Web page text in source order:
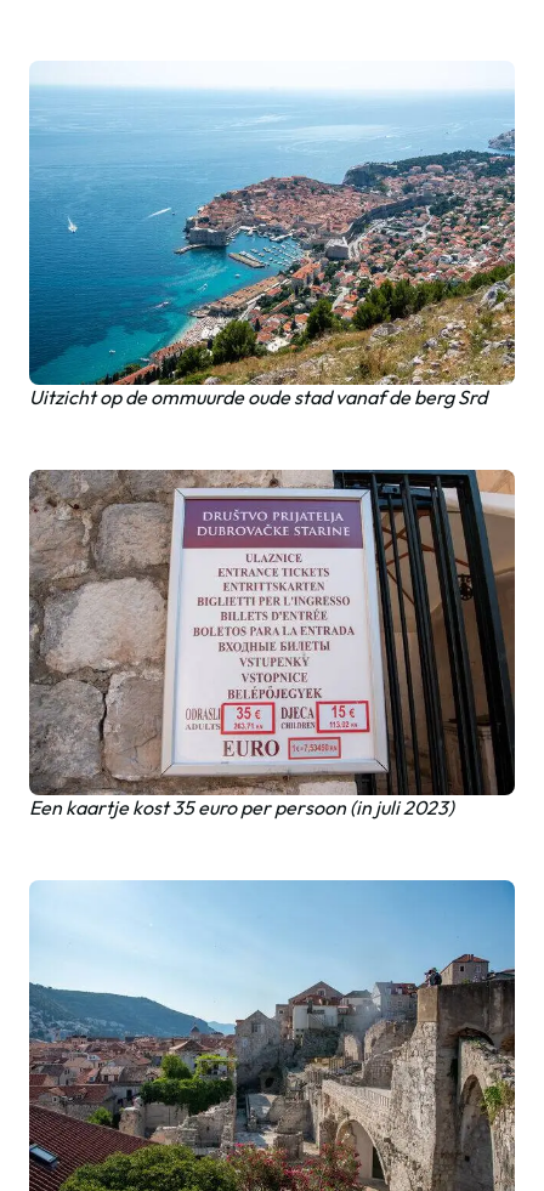
Uitzicht op de ommuurde oude stad vanaf de berg Srd
Een kaartje kost 35 euro per persoon (in juli 2023)